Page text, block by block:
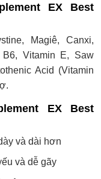
EX Best
Magiê, Canxi,
Vitamin E, Saw
Acid (Vitamin
EX Best
và dài hơn
và dễ gãy